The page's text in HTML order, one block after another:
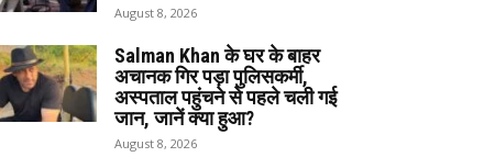
August 8, 2026
Salman Khan के घर के बाहर
अचानक गिर पड़ा पुलिसकर्मी,
अस्पताल पहुंचने से पहले चली गई
जान, जानें क्या हुआ?
August 8, 2026